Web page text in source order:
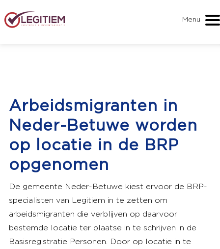
Menu
Arbeidsmigranten in
Neder-Betuwe worden
op locatie in de BRP
opgenomen
De gemeente Neder-Betuwe kiest ervoor de BRP-
specialisten van Legitiem in te zetten om
arbeidsmigranten die verblijven op daarvoor
bestemde locatie ter plaatse in te schrijven in de
Basisregistratie Personen. Door op locatie in te